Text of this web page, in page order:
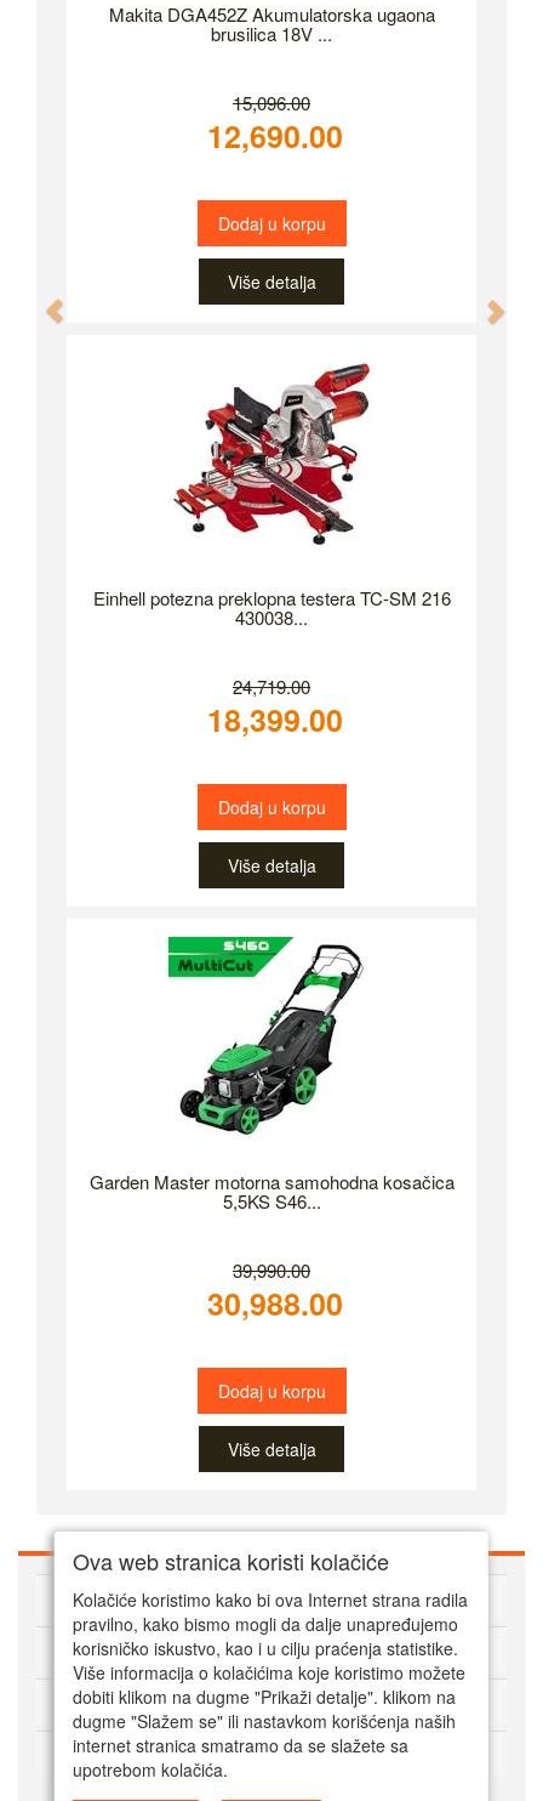
Makita DGA452Z Akumulatorska ugaona
brusilica 18V ...
15,096.00
12,690.00
Dodaj u korpu
Više detalja
Einhell potezna preklopna testera TC-SM 216
430038...
24,719.00
18,399.00
Dodaj u korpu
Više detalja
Garden Master motorna samohodna kosačica
5,5KS S46...
39,990.00
30,988.00
Dodaj u korpu
Više detalja
O Super alatima
Kako kupovati online
Korisnički servis
Način plaćanja
Ova web stranica koristi kolačiće
Kolačiće koristimo kako bi ova Internet strana radila
pravilno, kako bismo mogli da dalje unapređujemo
korisničko iskustvo, kao i u cilju praćenja statistike.
Više informacija o kolačićima koje koristimo možete
dobiti klikom na dugme "Prikaži detalje". klikom na
dugme "Slažem se" ili nastavkom korišćenja naših
internet stranica smatramo da se slažete sa
upotrebom kolačića.